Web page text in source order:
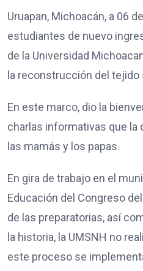
Uruapan, Michoacán, a 06
estudiantes de nuevo
de la Universidad
la reconstrucción del tejido
En este marco, dio la
charlas informativas que la
las mamás y los papas.
En gira de trabajo en el
Educación del Congreso
de las preparatorias, así
la historia, la UMSNH no
este proceso se